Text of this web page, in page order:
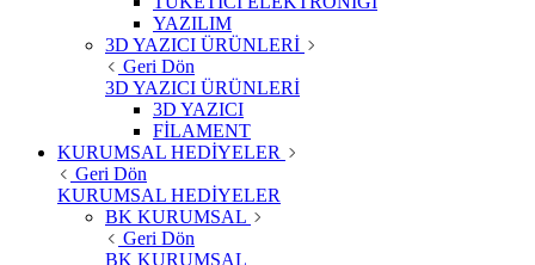
YAZILIM
3D YAZICI ÜRÜNLERİ
Geri Dön
3D YAZICI ÜRÜNLERİ
3D YAZICI
FİLAMENT
KURUMSAL HEDİYELER
Geri Dön
KURUMSAL HEDİYELER
BK KURUMSAL
Geri Dön
BK KURUMSAL